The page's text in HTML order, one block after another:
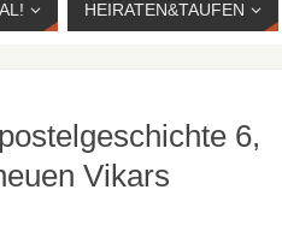
HEIRATEN&TAUFEN
6,
Vikars